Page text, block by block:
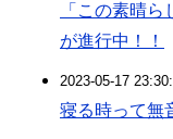
「この素晴
が進行中！！
2023-05-17
寝る時って無